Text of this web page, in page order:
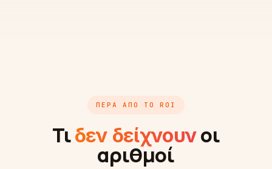
ΠΈΡΑ ΑΠΌ ΤΟ ROI
Τιδεν δείχνουνοι
αριθμοί